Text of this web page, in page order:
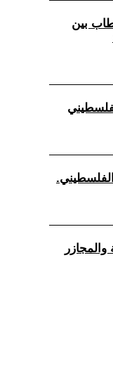
بين
والمجازر